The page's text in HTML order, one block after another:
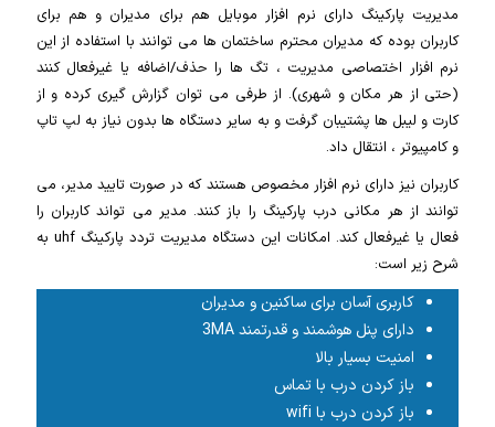
مدیریت پارکینگ دارای نرم افزار موبایل هم برای مدیران و هم برای
کاربران بوده که مدیران محترم ساختمان ها می توانند با استفاده از این
نرم افزار اختصاصی مدیریت ، تگ ها را حذف/اضافه یا غیرفعال کنند
(حتی از هر مکان و شهری). از طرفی می توان گزارش گیری کرده و از
کارت و لیبل ها پشتیبان گرفت و به سایر دستگاه ها بدون نیاز به لپ تاپ
و کامپیوتر ، انتقال داد.
کاربران نیز دارای نرم افزار مخصوص هستند که در صورت تایید مدیر، می
توانند از هر مکانی درب پارکینگ را باز کنند. مدیر می تواند کاربران را
فعال یا غیرفعال کند. امکانات این دستگاه مدیریت تردد پارکینگ uhf به
شرح زیر است:
کاربری آسان برای ساکنین و مدیران
دارای پنل هوشمند و قدرتمند 3MA
امنیت بسیار بالا
باز کردن درب با تماس
باز کردن درب با wifi